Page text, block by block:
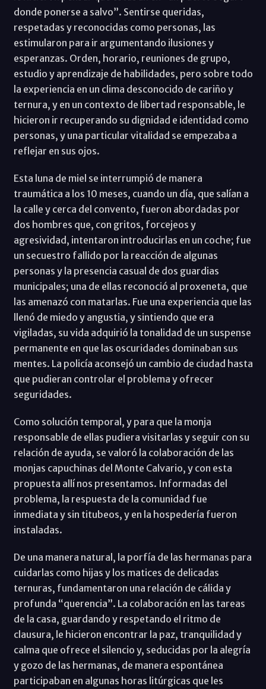
donde ponerse a salvo”. Sentirse queridas,
respetadas y reconocidas como personas, las
estimularon para ir argumentando ilusiones y
esperanzas. Orden, horario, reuniones de grupo,
estudio y aprendizaje de habilidades, pero sobre todo
la experiencia en un clima desconocido de cariño y
ternura, y en un contexto de libertad responsable, le
hicieron ir recuperando su dignidad e identidad como
personas, y una particular vitalidad se empezaba a
reflejar en sus ojos.
Esta luna de miel se interrumpió de manera
traumática a los 10 meses, cuando un día, que salían a
la calle y cerca del convento, fueron abordadas por
dos hombres que, con gritos, forcejeos y
agresividad, intentaron introducirlas en un coche; fue
un secuestro fallido por la reacción de algunas
personas y la presencia casual de dos guardias
municipales; una de ellas reconoció al proxeneta, que
las amenazó con matarlas. Fue una experiencia que las
llenó de miedo y angustia, y sintiendo que era
vigiladas, su vida adquirió la tonalidad de un suspense
permanente en que las oscuridades dominaban sus
mentes. La policía aconsejó un cambio de ciudad hasta
que pudieran controlar el problema y ofrecer
seguridades.
Como solución temporal, y para que la monja
responsable de ellas pudiera visitarlas y seguir con su
relación de ayuda, se valoró la colaboración de las
monjas capuchinas del Monte Calvario, y con esta
propuesta allí nos presentamos. Informadas del
problema, la respuesta de la comunidad fue
inmediata y sin titubeos, y en la hospedería fueron
instaladas.
De una manera natural, la porfía de las hermanas para
cuidarlas como hijas y los matices de delicadas
ternuras, fundamentaron una relación de cálida y
profunda “querencia”. La colaboración en las tareas
de la casa, guardando y respetando el ritmo de
clausura, le hicieron encontrar la paz, tranquilidad y
calma que ofrece el silencio y, seducidas por la alegría
y gozo de las hermanas, de manera espontánea
participaban en algunas horas litúrgicas que les